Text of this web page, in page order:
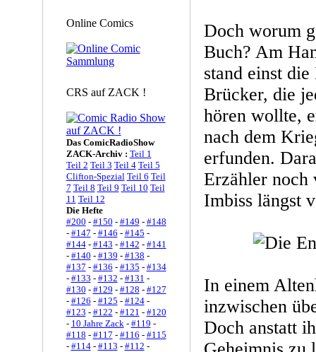
Online Comics
CRS auf ZACK !
Das ComicRadioShow
ZACK-Archiv : Teil 1
Teil 2 Teil 3 Teil 4 Teil 5
Clifton-Spezial Teil 6 Teil
7 Teil 8 Teil 9 Teil 10 Teil
11 Teil 12
Die Hefte
#200 - #150 - #149 - #148
- #147 - #146 - #145 -
#144- #143 - #142 - #141
- #140 - #139 - #138 -
#137 - #136 - #135 - #134
- #133 - #132 - #131 -
#130 - #129 - #128 - #127
- #126 - #125 - #124-
#123 - #122 - #121 - #120
- 10 Jahre Zack- #119 -
#118 - #117 - #116 - #115
- #114- #113 - #112 -
Doch worum
Buch? Am
stand einst
Brücker, die
hören wollte,
nach dem
erfunden.
Erzähler noch
Imbiss längst
In einem
inzwischen
Doch anstatt